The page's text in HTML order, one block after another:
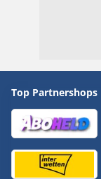
Top Partnershops